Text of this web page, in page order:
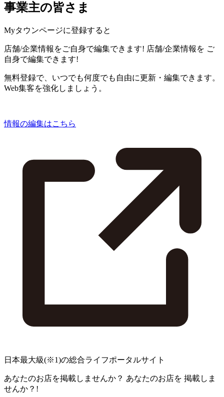
事業主の皆さま
Myタウンページに登録すると
店舗/企業情報をご自身で編集できます! 店舗/企業情報を ご
自身で編集できます!
無料登録で、いつでも何度でも自由に更新・編集できます。
Web集客を強化しましょう。
情報の編集はこちら
日本最大級(※1)の総合ライフポータルサイト
あなたのお店を掲載しませんか？ あなたのお店を 掲載しま
せんか？!